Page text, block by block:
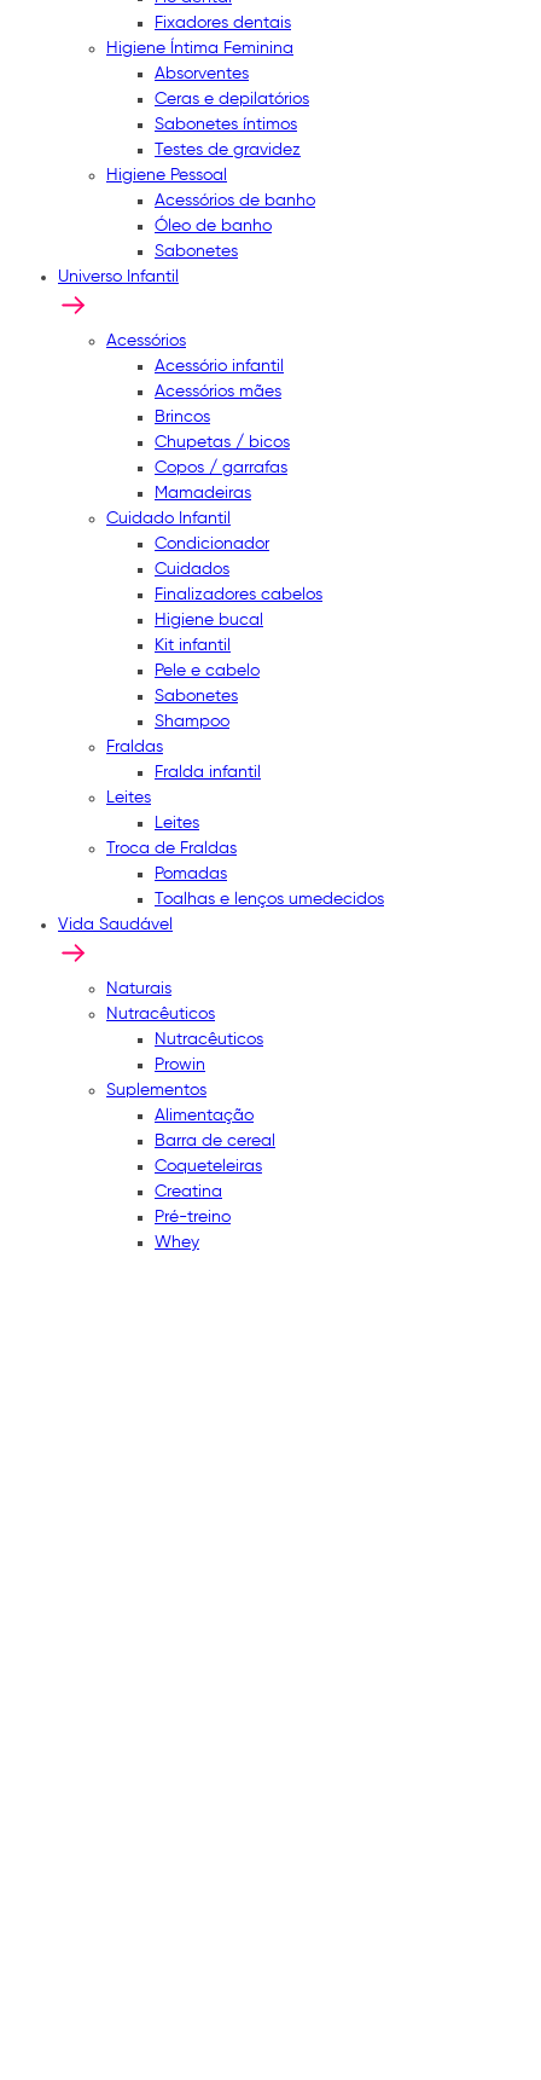
Fixadores dentais
Higiene Íntima Feminina
Absorventes
Ceras e depilatórios
Sabonetes íntimos
Testes de gravidez
Higiene Pessoal
Acessórios de banho
Óleo de banho
Sabonetes
Universo Infantil
Acessórios
Acessório infantil
Acessórios mães
Brincos
Chupetas / bicos
Copos / garrafas
Mamadeiras
Cuidado Infantil
Condicionador
Cuidados
Finalizadores cabelos
Higiene bucal
Kit infantil
Pele e cabelo
Sabonetes
Shampoo
Fraldas
Fralda infantil
Leites
Leites
Troca de Fraldas
Pomadas
Toalhas e lenços umedecidos
Vida Saudável
Naturais
Nutracêuticos
Nutracêuticos
Prowin
Suplementos
Alimentação
Barra de cereal
Coqueteleiras
Creatina
Pré-treino
Whey